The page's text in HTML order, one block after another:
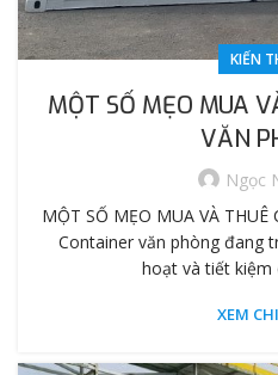
KIẾN
MỘT SỐ MẸO MUA
VĂN
Ngọc
MỘT SỐ MẸO MUA VÀ
Container văn phòng đang
hoạt và tiết kiệm
XEM